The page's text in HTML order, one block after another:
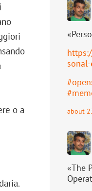
o a
#
#
about
«The